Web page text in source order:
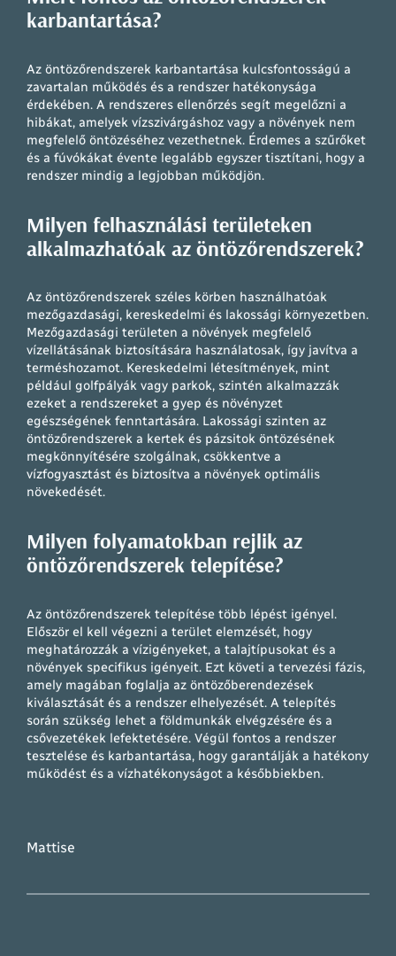
karbantartása?
Az öntözőrendszerek karbantartása kulcsfontosságú a
zavartalan működés és a rendszer hatékonysága
érdekében. A rendszeres ellenőrzés segít megelőzni a
hibákat, amelyek vízszivárgáshoz vagy a növények nem
megfelelő öntözéséhez vezethetnek. Érdemes a szűrőket
és a fúvókákat évente legalább egyszer tisztítani, hogy a
rendszer mindig a legjobban működjön.
Milyen felhasználási területeken
alkalmazhatóak az öntözőrendszerek?
Az öntözőrendszerek széles körben használhatóak
mezőgazdasági, kereskedelmi és lakossági környezetben.
Mezőgazdasági területen a növények megfelelő
vízellátásának biztosítására használatosak, így javítva a
terméshozamot. Kereskedelmi létesítmények, mint
például golfpályák vagy parkok, szintén alkalmazzák
ezeket a rendszereket a gyep és növényzet
egészségének fenntartására. Lakossági szinten az
öntözőrendszerek a kertek és pázsitok öntözésének
megkönnyítésére szolgálnak, csökkentve a
vízfogyasztást és biztosítva a növények optimális
növekedését.
Milyen folyamatokban rejlik az
öntözőrendszerek telepítése?
Az öntözőrendszerek telepítése több lépést igényel.
Először el kell végezni a terület elemzését, hogy
meghatározzák a vízigényeket, a talajtípusokat és a
növények specifikus igényeit. Ezt követi a tervezési fázis,
amely magában foglalja az öntözőberendezések
kiválasztását és a rendszer elhelyezését. A telepítés
során szükség lehet a földmunkák elvégzésére és a
csővezetékek lefektetésére. Végül fontos a rendszer
tesztelése és karbantartása, hogy garantálják a hatékony
működést és a vízhatékonyságot a későbbiekben.
Mattise